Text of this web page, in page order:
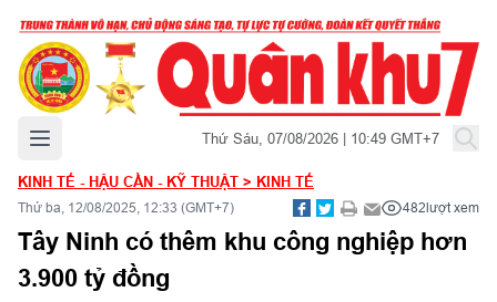
Mở menu chính Thứ Sáu, 07/08/2026 | 10:49 GMT+7
KINH TẾ - HẬU CẦN - KỸ THUẬT > KINH TẾ
Thứ ba, 12/08/2025, 12:33 (GMT+7) 482lượt xem
Tây Ninh có thêm khu công nghiệp hơn
3.900 tỷ đồng